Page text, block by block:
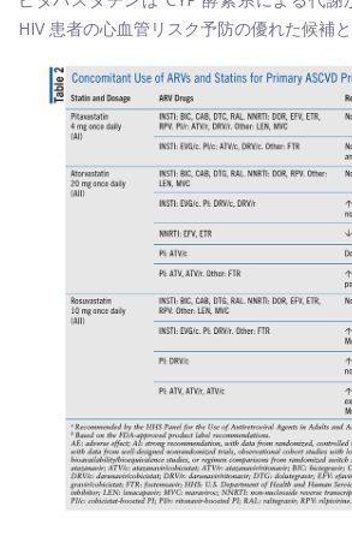
HIV 患者の心血管リスク予防の優れた候補と